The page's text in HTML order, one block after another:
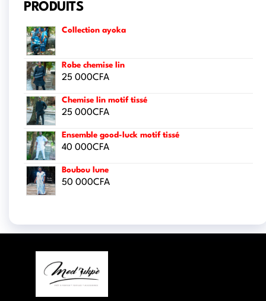
PRODUITS
Collection ayoka
Robe chemise lin
25 000CFA
Chemise lin motif tissé
25 000CFA
Ensemble good-luck motif tissé
40 000CFA
Boubou lune
50 000CFA